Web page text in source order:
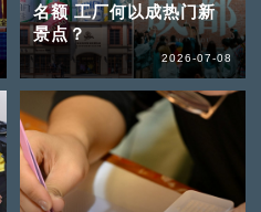
名额 工厂何以成热门新
景点？
2026-07-08